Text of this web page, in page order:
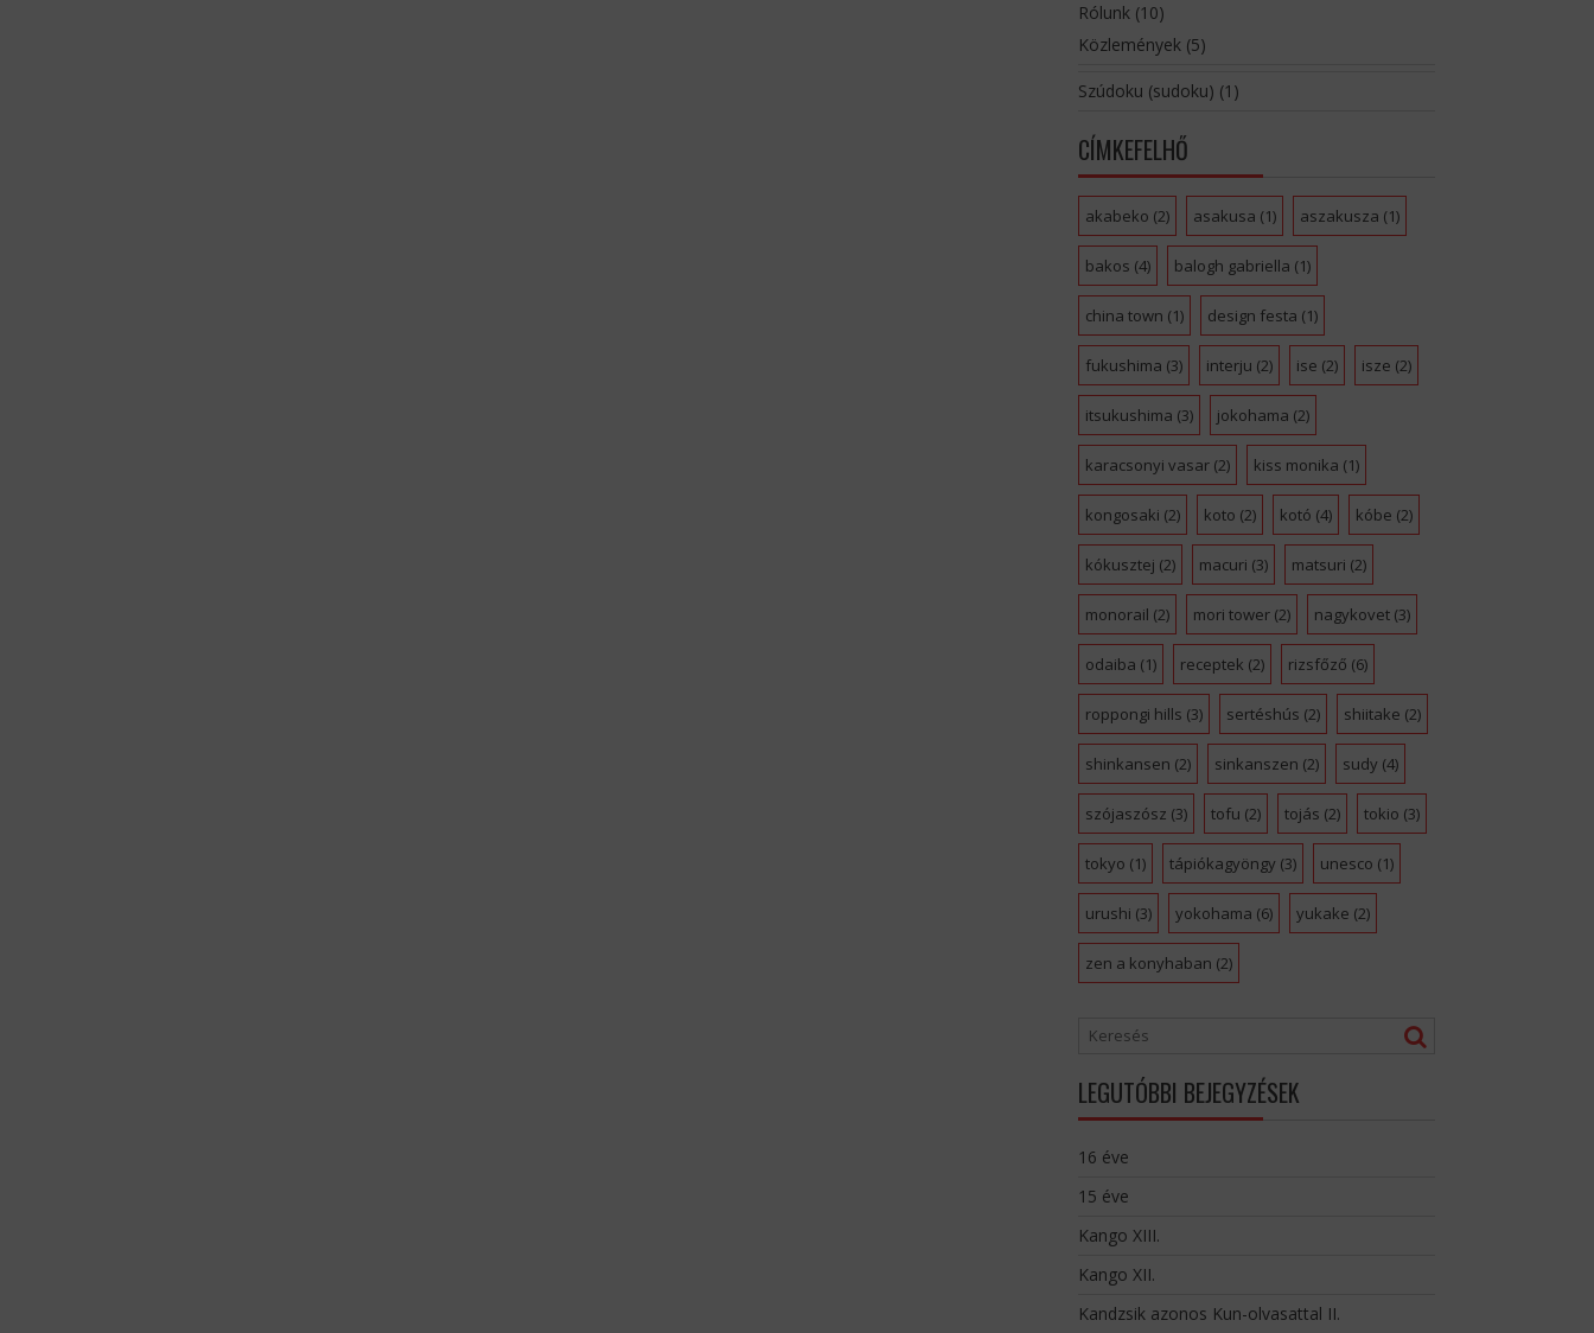
Rólunk(10)
Közlemények(5)
Szúdoku (sudoku) (1)
CÍMKEFELHŐ
akabeko (2) asakusa (1) aszakusza (1)
bakos (4) balogh gabriella (1)
china town (1) design festa (1)
fukushima (3) interju (2) ise (2) isze (2)
itsukushima (3) jokohama (2)
karacsonyi vasar(2) kiss monika (1)
kongosaki (2) koto (2) kotó (4) kóbe (2)
kókusztej (2) macuri (3) matsuri (2)
monorail (2) mori tower(2) nagykovet(3)
odaiba (1) receptek (2) rizsfőző (6)
roppongi hills (3) sertéshús (2) shiitake (2)
shinkansen (2) sinkanszen (2) sudy (4)
szójaszósz (3) tofu (2) tojás (2) tokio (3)
tokyo (1) tápiókagyöngy (3) unesco (1)
urushi (3) yokohama (6) yukake (2)
zen a konyhaban (2)
LEGUTÓBBI BEJEGYZÉSEK
16 éve
15 éve
Kango XIII.
Kango XII.
Kandzsik azonos Kun-olvasattal II.